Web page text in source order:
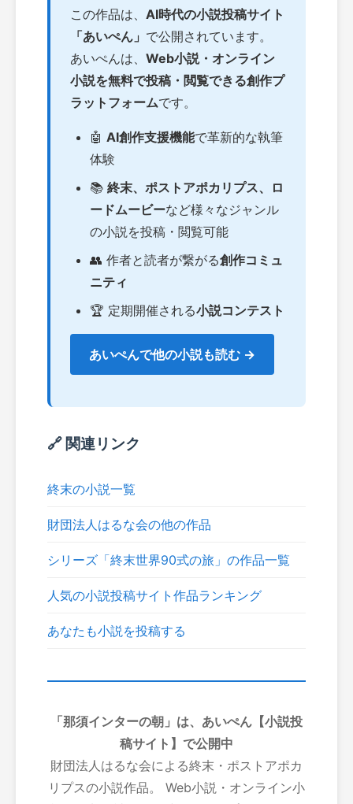
この作品は、 AI時代の小説投稿サイト
「あいぺん」 で公開されています。
あいぺんは、 Web小説・オンライン
小説を無料で投稿・閲覧できる創作プ
ラットフォームです。
🤖 AI創作支援機能で革新的な執筆
体験
📚 終末、ポストアポカリプス、ロ
ードムービーなど様々なジャンル
の小説を投稿・閲覧可能
👥 作者と読者が繋がる創作コミュ
ニティ
🏆 定期開催される小説コンテスト
あいぺんで他の小説も読む →
🔗 関連リンク
終末の小説一覧
財団法人はるな会の他の作品
シリーズ「終末世界90式の旅」の作品一覧
人気の小説投稿サイト作品ランキング
あなたも小説を投稿する
「那須インターの朝」は、あいぺん【小説投
稿サイト】で公開中
財団法人はるな会による終末・ポストアポカ
リプスの小説作品。 Web小説・オンライン小